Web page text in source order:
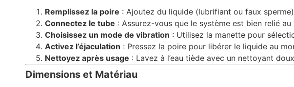
Remplissez la poire : Ajoutez du liquide (lubrifiant ou faux
Connectez le tube : Assurez-vous que le système est bien relié au
Choisissez un mode de vibration : Utilisez la manette pour
Activez l’éjaculation : Pressez la poire pour libérer le liquide au
Nettoyez après usage : Lavez à l’eau tiède avec un nettoyant
Dimensions et Matériau